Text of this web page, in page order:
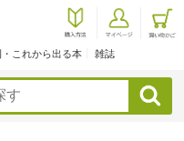
・これから出る本 雑誌
検索